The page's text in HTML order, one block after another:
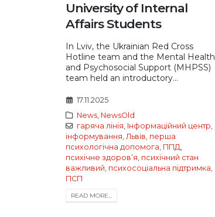
University of Internal
Affairs Students
In Lviv, the Ukrainian Red Cross
Hotline team and the Mental Health
and Psychosocial Support (MHPSS)
team held an introductory...
17.11.2025
News, NewsOld
гаряча лінія, Інформаційний центр,
інформування, Львів, перша
психологічна допомога, ППД,
психічне здоровʼя, психічний стан
важливий, психосоціальна підтримка,
ПСП
READ MORE...